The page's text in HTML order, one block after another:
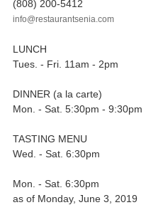
(808) 200-5412
info@restaurantsenia.com
LUNCH
Tues. - Fri. 11am - 2pm
DINNER (a la carte)
Mon. - Sat. 5:30pm - 9:30pm
TASTING MENU
Wed. - Sat. 6:30pm
Mon. - Sat. 6:30pm
as of Monday, June 3, 2019